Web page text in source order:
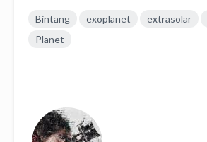
Bintang exoplanet extrasolar
Planet